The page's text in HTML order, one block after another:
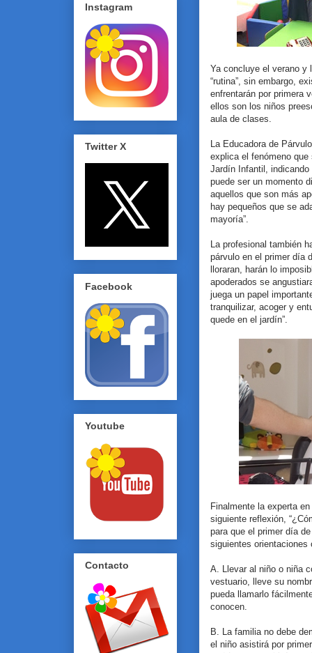
Ya concluye el verano y
“rutina”, sin embargo,
enfrentarán por primera
ellos son los niños
aula de clases.
La Educadora de
explica el fenómeno
Jardín Infantil,
puede ser un momento
aquellos que son más
hay pequeños que se
mayoría”.
La profesional también
párvulo en el primer día
lloraran, harán lo
apoderados se
juega un papel
tranquilizar, acoger y
quede en el jardín”.
Finalmente la experta
siguiente reflexión,
para que el primer día
siguientes
A. Llevar al niño o niña
vestuario, lleve su
pueda llamarlo
conocen.
B. La familia no debe
el niño asistirá por
Instagram
Twitter X
Facebook
Youtube
Contacto